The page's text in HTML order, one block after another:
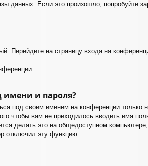
Если это произошло, попробуйте
Перейдите на страницу входа на
имени и пароля?
под своим именем на конференции только
чтобы вам не приходилось вводить имя
делать это на общедоступном
отключил эту функцию.